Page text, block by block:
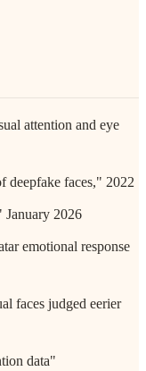
attention and eye
deepfake faces," 2022
2026
emotional response
faces judged eerier
data"